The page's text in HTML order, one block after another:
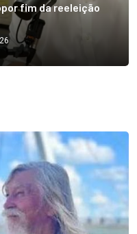
fim da reeleição